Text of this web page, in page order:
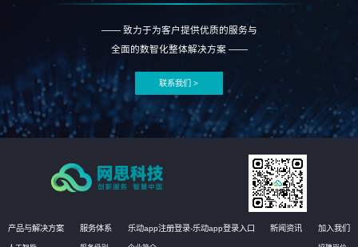
—— 致力于为客户提供优质的服务与
全面的数智化整体解决方案 ——
联系我们 >
产品与解决方案 服务体系 乐动app注册登录-乐动app登录入口 新闻资讯 加入我们